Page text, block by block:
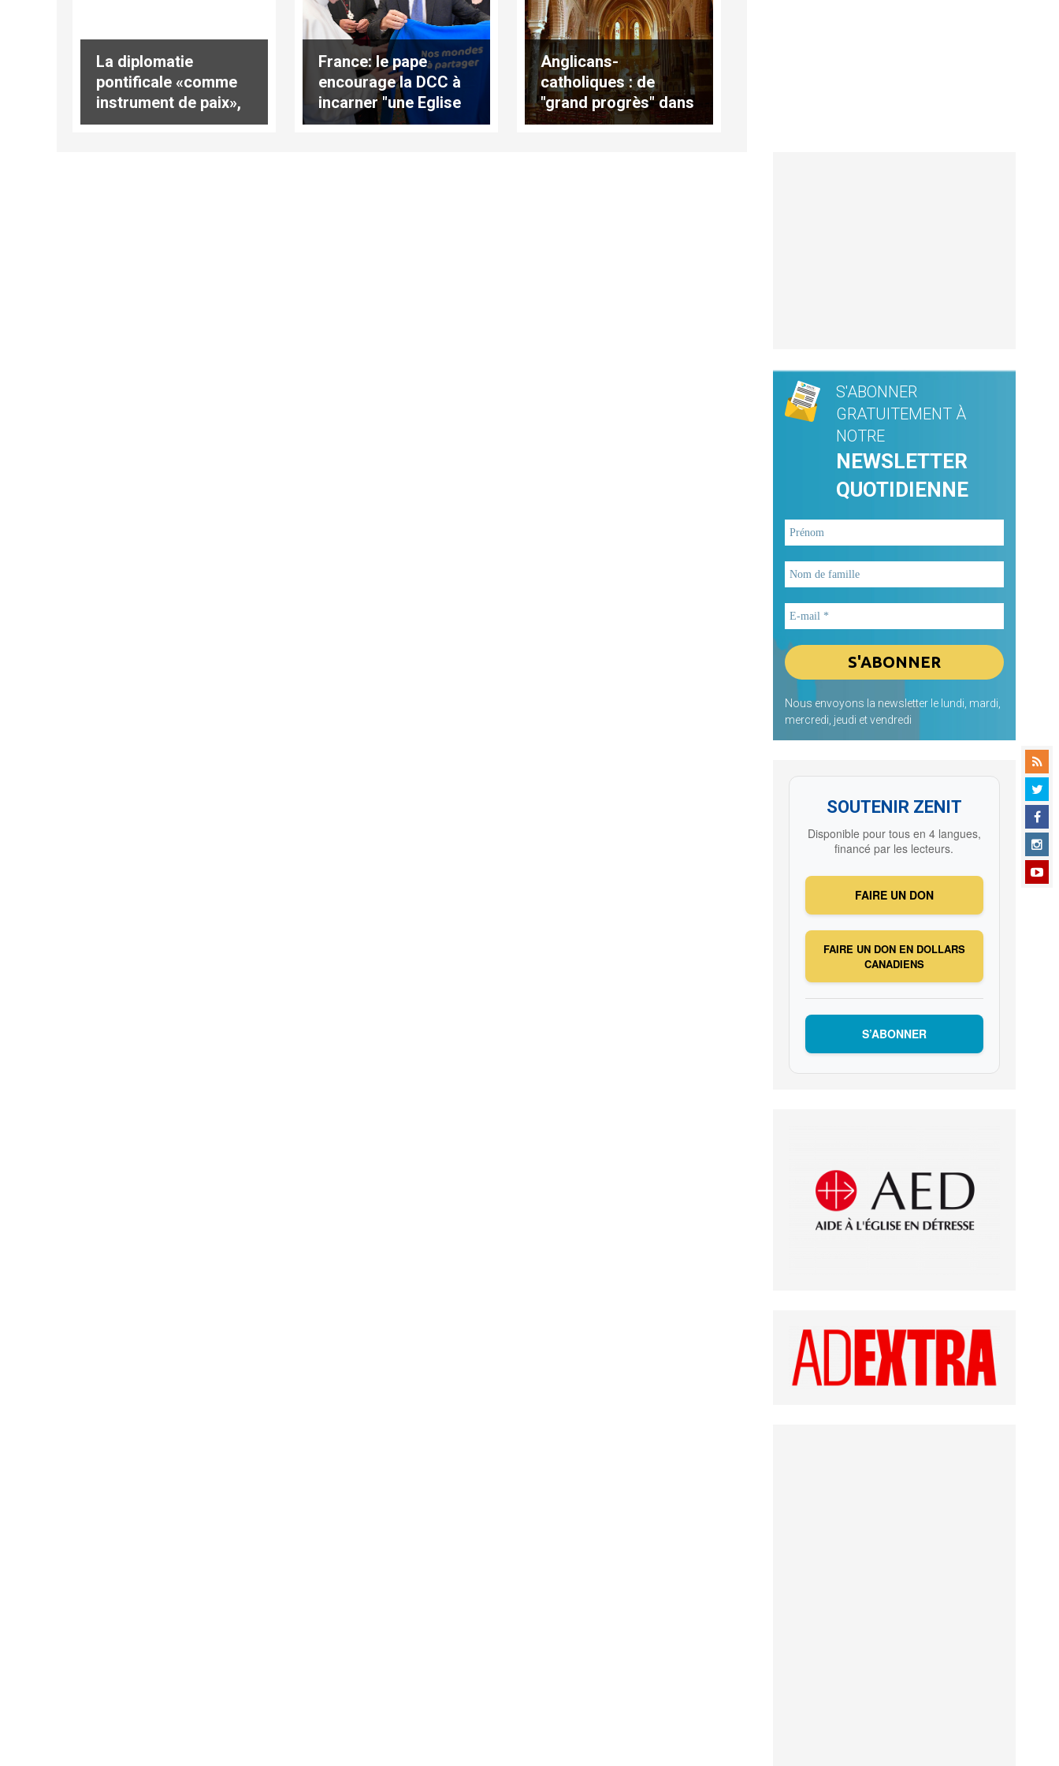
La diplomatie
pontificale «comme
instrument de paix»,
par le card.
France: le pape
encourage la DCC à
incarner "une Eglise
pauvre avec et pour
Anglicans-
catholiques : de
"grand progrès" dans
la fraternité, la
S'ABONNER
GRATUITEMENT À
NOTRE
NEWSLETTER
QUOTIDIENNE
Nous envoyons la newsletter le lundi, mardi,
mercredi, jeudi et vendredi
SOUTENIR ZENIT
Disponible pour tous en 4 langues,
financé par les lecteurs.
FAIRE UN DON
FAIRE UN DON EN DOLLARS
CANADIENS
S’ABONNER